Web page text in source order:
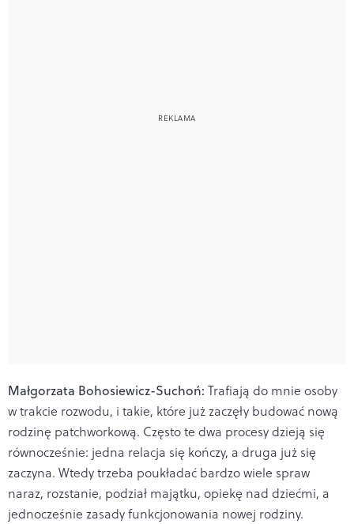
Małgorzata Bohosiewicz-Suchoń: Trafiają do mnie osoby
w trakcie rozwodu, i takie, które już zaczęły budować nową
rodzinę patchworkową. Często te dwa procesy dzieją się
równocześnie: jedna relacja się kończy, a druga już się
zaczyna. Wtedy trzeba poukładać bardzo wiele spraw
naraz, rozstanie, podział majątku, opiekę nad dziećmi, a
jednocześnie zasady funkcjonowania nowej rodziny.